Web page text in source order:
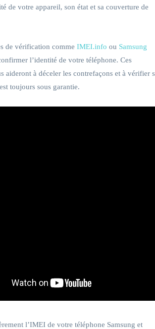
de votre appareil, son état et sa couverture de
de vérification comme IMEI.info ou Samsung
l’identité de votre téléphone. Ces
aideront à déceler les contrefaçons et à vérifier
toujours sous garantie.
l’IMEI de votre téléphone Samsung et